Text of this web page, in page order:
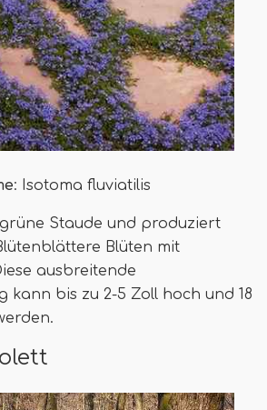
: Isotoma fluviatilis
Staude und produziert
Blüten mit
ausbreitende
kann bis zu 2-5 Zoll hoch und 18